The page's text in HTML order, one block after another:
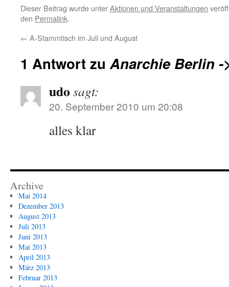
Dieser Beitrag wurde unterAktionen und Veranstaltungen
den Permalink.
← A-Stammtisch im Juli und August
1 Antwort zuAnarchie Berlin -
udo sagt:
20. September 2010 um 20:08
alles klar
Archive
Mai 2014
Dezember 2013
August 2013
Juli 2013
Juni 2013
Mai 2013
April 2013
März 2013
Februar 2013